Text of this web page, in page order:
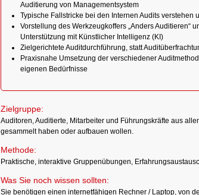
Auditierung von Managementsystem
Typische Fallstricke bei den Internen Audits verstehen
Vorstellung des Werkzeugkoffers „Anders Auditieren“
Unterstützung mit Künstlicher Intelligenz (KI)
Zielgerichtete Auditdurchführung, statt
Praxisnahe Umsetzung der verschiedener
eigenen Bedürfnisse
Zielgruppe:
Auditoren, Auditierte, Mitarbeiter und Führungskräfte aus
gesammelt haben oder aufbauen wollen.
Methode:
Praktische, interaktive Gruppenübungen,
Was Sie noch wissen sollten:
Sie benötigen einen internetfähigen Rechner / Laptop, von